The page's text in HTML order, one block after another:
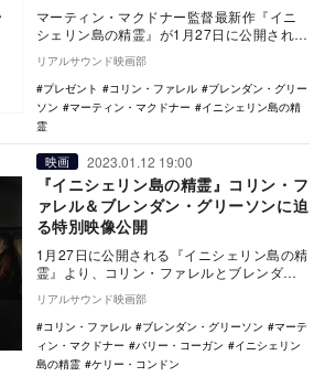
マーティン・マクドナー監督最新作『イニ
シェリン島の精霊』が1月27日に公開され
る。 『スリー・ビルボード』のマクドナ
ー監督が…
リアルサウンド映画部
プレゼント
コリン・ファレル
ブレンダン・グリー
ソン
マーティン・マクドナー
イニシェリン島の精
霊
映画 2023.01.12 19:00
『イニシェリン島の精霊』コリン・フ
ァレル＆ブレンダン・グリーソンに迫
る特別映像公開
1月27日に公開される『イニシェリン島の精
霊』より、コリン・ファレルとブレンダ
ン・グリーソンのインタビューを収めた特
別映像が公開…
リアルサウンド映画部
コリン・ファレル
ブレンダン・グリーソン
マーテ
ィン・マクドナー
バリー・コーガン
イニシェリン
島の精霊
ケリー・コンドン